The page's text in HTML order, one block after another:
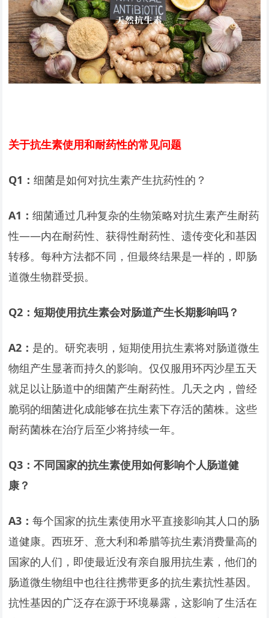
关于抗生素使用和耐药性的常见问题
Q1 ：细菌是如何对抗生素产生抗药性的？
A1 ：细菌通过几种复杂的生物策略对抗生素产生耐药
性——内在耐药性、获得性耐药性、遗传变化和基因
转移。每种方法都不同，但最终结果是一样的，即肠
道微生物群受损。
Q2 ：短期使用抗生素会对肠道产生长期影响吗？
A2 ： 是的。研究表明，短期使用抗生素将对肠道微生
物组产生显著而持久的影响。仅仅服用环丙沙星五天
就足以让肠道中的细菌产生耐药性。几天之内，曾经
脆弱的细菌进化成能够在抗生素下存活的菌株。这些
耐药菌株在治疗后至少将持续一年。
Q3 ：不同国家的抗生素使用如何影响个人肠道健
康？
A3 ：每个国家的抗生素使用水平直接影响其人口的肠
道健康。西班牙、意大利和希腊等抗生素消费量高的
国家的人们，即使最近没有亲自服用抗生素，他们的
肠道微生物组中也往往携带更多的抗生素抗性基因。
抗性基因的广泛存在源于环境暴露，这影响了生活在